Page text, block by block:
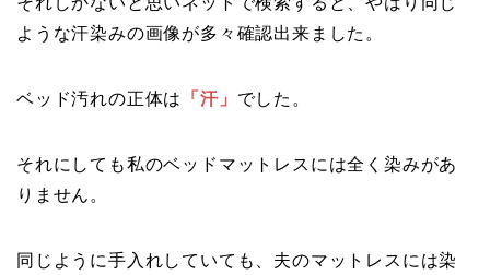
ような汗染みの画像が多々確認出来ました。
ベッド汚れの正体は 「汗」 でした。
それにしても私のベッドマットレスには全く染みがあ
りません。
同じように手入れしていても、夫のマットレスには染